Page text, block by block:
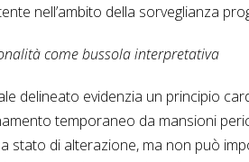
nell’ambito della sorveglianza
come bussola interpretativa
delineato evidenzia un principio
temporaneo da mansioni
stato di alterazione, ma non può